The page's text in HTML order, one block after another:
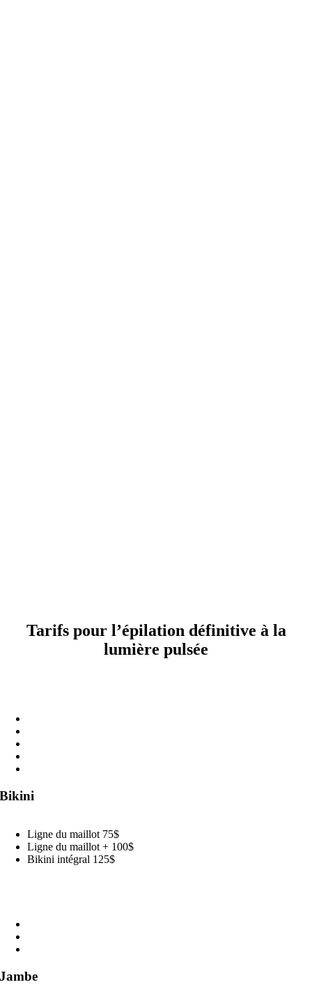
Tarifs pour l’épilation définitive à la
lumière pulsée
Bikini
Ligne du maillot 75$
Ligne du maillot + 100$
Bikini intégral 125$
Jambe